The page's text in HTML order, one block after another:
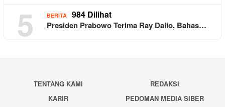
5 BERITA 984 Dilihat
Presiden Prabowo Terima Ray Dalio, Bahas…
TENTANG KAMI
REDAKSI
KARIR
PEDOMAN MEDIA SIBER